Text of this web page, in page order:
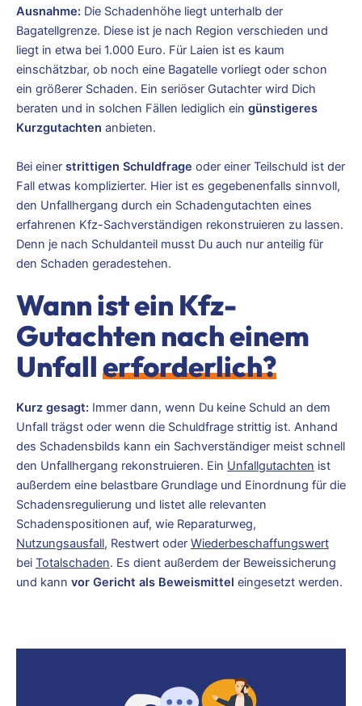
Ausnahme: Die Schadenhöhe liegt unterhalb der
Bagatellgrenze. Diese ist je nach Region verschieden und
liegt in etwa bei 1.000 Euro. Für Laien ist es kaum
einschätzbar, ob noch eine Bagatelle vorliegt oder schon
ein größerer Schaden. Ein seriöser Gutachter wird Dich
beraten und in solchen Fällen lediglich ein günstigeres
Kurzgutachten anbieten.
Bei einer strittigen Schuldfrage oder einer Teilschuld ist der
Fall etwas komplizierter. Hier ist es gegebenenfalls sinnvoll,
den Unfallhergang durch ein Schadengutachten eines
erfahrenen Kfz-Sachverständigen rekonstruieren zu lassen.
Denn je nach Schuldanteil musst Du auch nur anteilig für
den Schaden geradestehen.
Wann ist ein Kfz-
Gutachten nach einem
Unfallerforderlich?
Kurz gesagt: Immer dann, wenn Du keine Schuld an dem
Unfall trägst oder wenn die Schuldfrage strittig ist. Anhand
des Schadensbilds kann ein Sachverständiger meist schnell
den Unfallhergang rekonstruieren. Ein Unfallgutachten ist
außerdem eine belastbare Grundlage und Einordnung für die
Schadensregulierung und listet alle relevanten
Schadenspositionen auf, wie Reparaturweg,
Nutzungsausfall, Restwert oder Wiederbeschaffungswert
bei Totalschaden. Es dient außerdem der Beweissicherung
und kann vor Gericht als Beweismittel eingesetzt werden.